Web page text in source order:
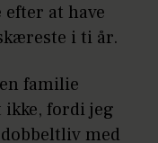
at have
i ti år.
familie
ikke, fordi jeg
med